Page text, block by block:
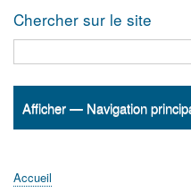
Chercher sur le site
Navigation
Afficher — Navigation
Accueil
ActualitésMATh.en.JEANS ?
Régions et Ateliers
Créer, gérer un atelier
Sujets/Publications
Congrès
Accueil